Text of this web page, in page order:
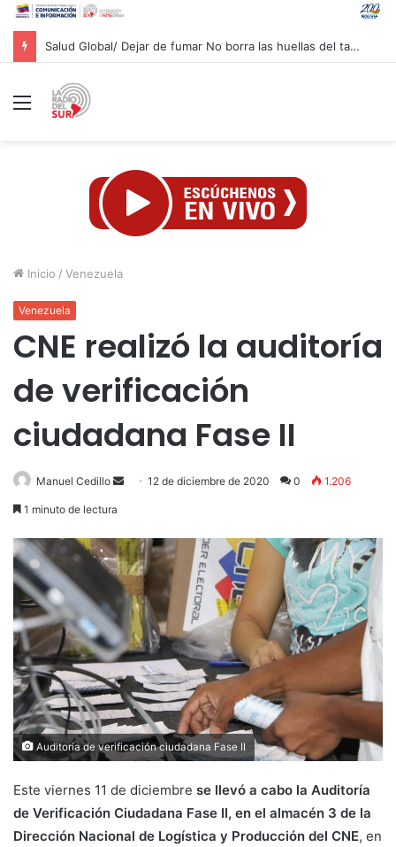
Salud Global/ Dejar de fumar No borra las huellas del tabaco en los pulmones
Menú
Inicio / Venezuela
Venezuela
CNE realizó la auditoría
de verificación
ciudadana Fase II
Manuel Cedillo
Send12 de diciembre de 2020 0 1.206
1 minuto de lectura
Auditoría de verificación ciudadana Fase II
Este viernes 11 de diciembre se llevó a cabo la Auditoría
de Verificación Ciudadana Fase II, en el almacén 3 de la
Dirección Nacional de Logística y Producción del CNE, en